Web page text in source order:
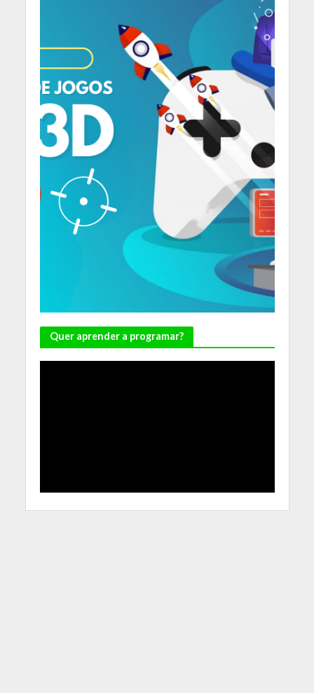
Quer aprender a programar?